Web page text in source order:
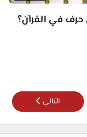
يتغير أي حرف في القرآن؟
رجلا بينه وبين
المقال التالي: الرد على سؤال
التالي